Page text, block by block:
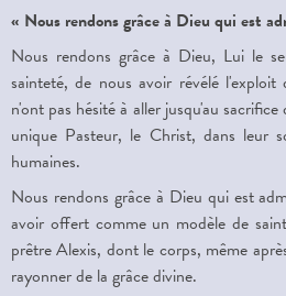
« Nous rendons grâce à Dieu qui est
Nous rendons grâce à Dieu, Lui le
sainteté, de nous avoir révélé l'exploit
n'ont pas hésité à aller jusqu'au
unique Pasteur, le Christ, dans leur
humaines.
Nous rendons grâce à Dieu qui est
avoir offert comme un modèle de
prêtre Alexis, dont le corps, même
rayonner de la grâce divine.